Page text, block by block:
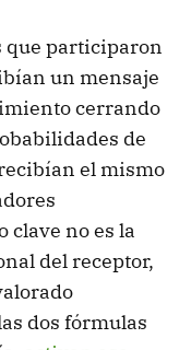
que participaron
un mensaje
cerrando
de
el mismo
clave no es la
del receptor,
dos fórmulas